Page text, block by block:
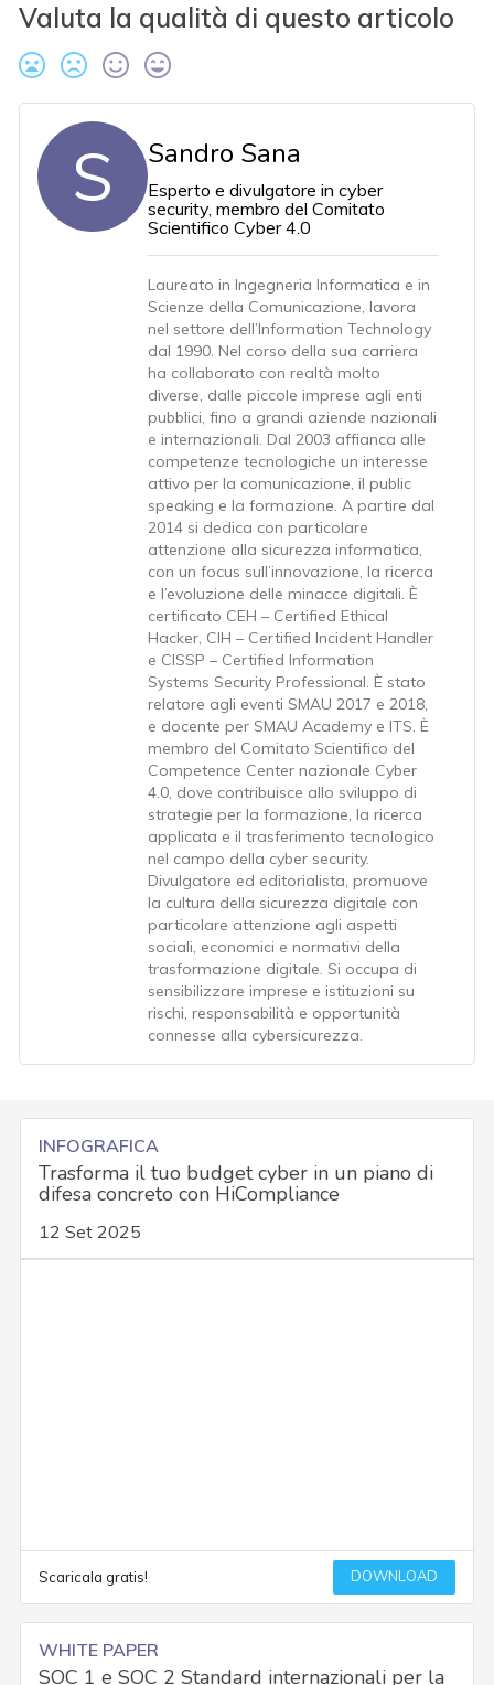
Valuta la qualità di questo articolo
S Sandro Sana
Esperto e divulgatore in cyber
security, membro del Comitato
Scientifico Cyber 4.0
Laureato in Ingegneria Informatica e in
Scienze della Comunicazione, lavora
nel settore dell’Information Technology
dal 1990. Nel corso della sua carriera
ha collaborato con realtà molto
diverse, dalle piccole imprese agli enti
pubblici, fino a grandi aziende nazionali
e internazionali. Dal 2003 affianca alle
competenze tecnologiche un interesse
attivo per la comunicazione, il public
speaking e la formazione. A partire dal
2014 si dedica con particolare
attenzione alla sicurezza informatica,
con un focus sull’innovazione, la ricerca
e l’evoluzione delle minacce digitali. È
certificato CEH – Certified Ethical
Hacker, CIH – Certified Incident Handler
e CISSP – Certified Information
Systems Security Professional. È stato
relatore agli eventi SMAU 2017 e 2018,
e docente per SMAU Academy e ITS. È
membro del Comitato Scientifico del
Competence Center nazionale Cyber
4.0, dove contribuisce allo sviluppo di
strategie per la formazione, la ricerca
applicata e il trasferimento tecnologico
nel campo della cyber security.
Divulgatore ed editorialista, promuove
la cultura della sicurezza digitale con
particolare attenzione agli aspetti
sociali, economici e normativi della
trasformazione digitale. Si occupa di
sensibilizzare imprese e istituzioni su
rischi, responsabilità e opportunità
connesse alla cybersicurezza.
INFOGRAFICA
Trasforma il tuo budget cyber in un piano di
difesa concreto con HiCompliance
12 Set 2025
Scaricala gratis! DOWNLOAD
WHITE PAPER
SOC 1 e SOC 2 Standard internazionali per la